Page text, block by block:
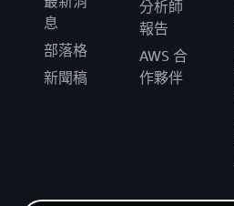
息
部落格
新聞稿
分析師
報告
AWS 合
作夥伴